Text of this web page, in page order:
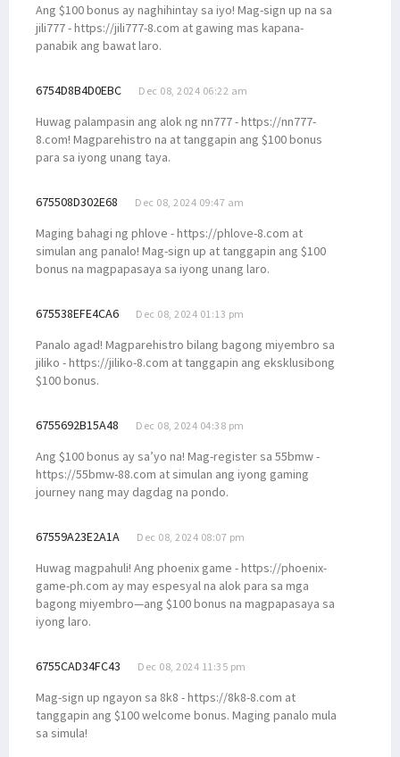
Ang $100 bonus ay naghihintay sa iyo! Mag-sign up na sa
jili777 - https://jili777-8.com at gawing mas kapana-
panabik ang bawat laro.
6754D8B4D0EBC Dec 08, 2024 06:22 am
Huwag palampasin ang alok ng nn777 - https://nn777-
8.com! Magparehistro na at tanggapin ang $100 bonus
para sa iyong unang taya.
675508D302E68 Dec 08, 2024 09:47 am
Maging bahagi ng phlove - https://phlove-8.com at
simulan ang panalo! Mag-sign up at tanggapin ang $100
bonus na magpapasaya sa iyong unang laro.
675538EFE4CA6 Dec 08, 2024 01:13 pm
Panalo agad! Magparehistro bilang bagong miyembro sa
jiliko - https://jiliko-8.com at tanggapin ang eksklusibong
$100 bonus.
6755692B15A48 Dec 08, 2024 04:38 pm
Ang $100 bonus ay sa’yo na! Mag-register sa 55bmw -
https://55bmw-88.com at simulan ang iyong gaming
journey nang may dagdag na pondo.
67559A23E2A1A Dec 08, 2024 08:07 pm
Huwag magpahuli! Ang phoenix game - https://phoenix-
game-ph.com ay may espesyal na alok para sa mga
bagong miyembro—ang $100 bonus na magpapasaya sa
iyong laro.
6755CAD34FC43 Dec 08, 2024 11:35 pm
Mag-sign up ngayon sa 8k8 - https://8k8-8.com at
tanggapin ang $100 welcome bonus. Maging panalo mula
sa simula!